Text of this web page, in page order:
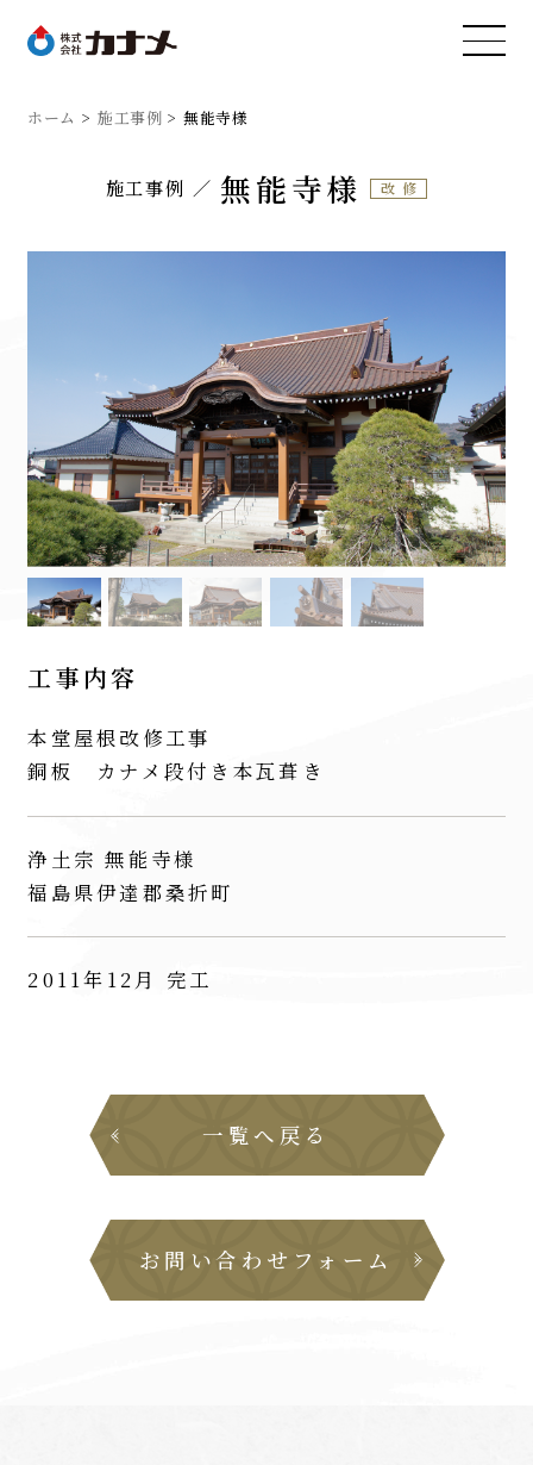
ホーム 施工事例 無能寺様
施工事例 無能寺様 改修
工事内容
本堂屋根改修工事
銅板 カナメ段付き本瓦葺き
浄土宗 無能寺様
福島県伊達郡桑折町
2011年12月 完工
一覧へ戻る
お問い合わせフォーム